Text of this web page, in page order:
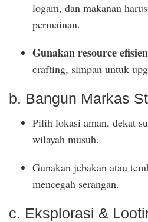
logam, dan makanan
permainan.
Gunakan resource
crafting, simpan untuk
b. Bangun Markas
Pilih lokasi aman, dekat
wilayah musuh.
Gunakan jebakan atau
mencegah serangan.
c. Eksplorasi &